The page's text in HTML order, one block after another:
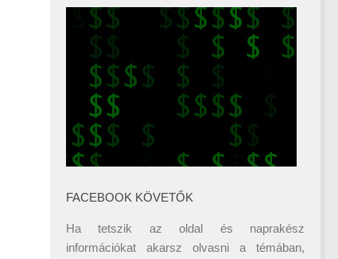
FACEBOOK KÖVETŐK
Ha tetszik az oldal és naprakész
információkat akarsz olvasni a témában,